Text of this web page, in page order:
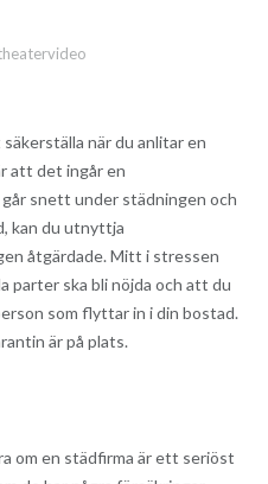
när du anlitar en
att det ingår en
snett under städningen och
kan du utnyttja
åtgärdade. Mitt i stressen
parter ska bli nöjda och att du
som flyttar in i din bostad.
är på plats.
om en städfirma är ett seriöst